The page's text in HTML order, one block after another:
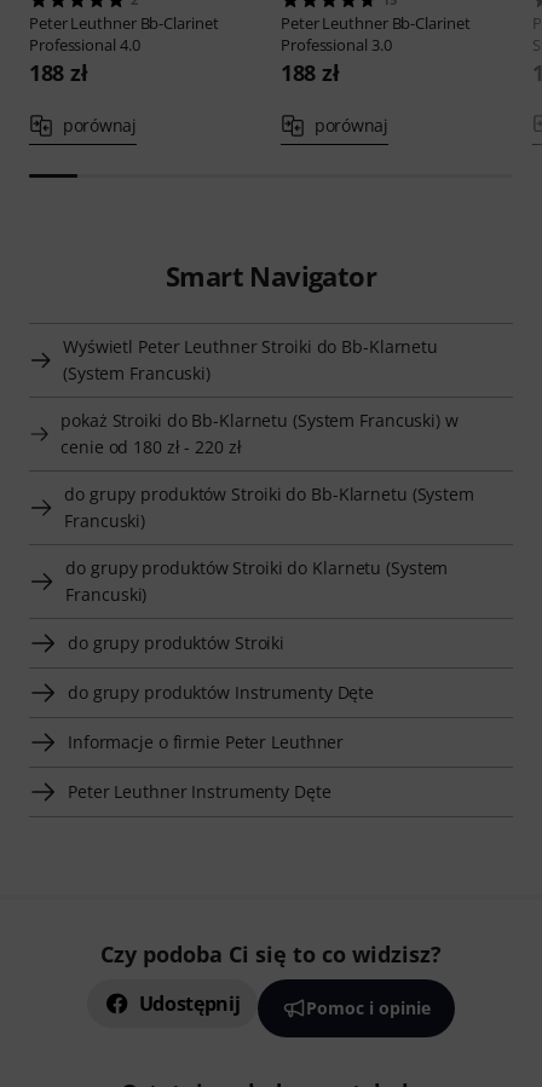
Peter Leuthner Bb-Clarinet
Professional 4.0
188 zł
porównaj
Peter Leuthner Bb-Clarinet
Professional 3.0
188 zł
porównaj
Smart Navigator
Wyświetl Peter Leuthner Stroiki do Bb-Klarnetu
(System Francuski)
pokaż Stroiki do Bb-Klarnetu (System Francuski) w
cenie od 180 zł - 220 zł
do grupy produktów Stroiki do Bb-Klarnetu (System
Francuski)
do grupy produktów Stroiki do Klarnetu (System
Francuski)
do grupy produktów Stroiki
do grupy produktów Instrumenty Dęte
Informacje o firmie Peter Leuthner
Peter Leuthner Instrumenty Dęte
Czy podoba Ci się to co widzisz?
Udostępnij Pomoc i opinie